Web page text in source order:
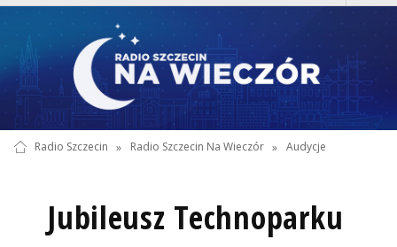
Radio Szczecin » Radio Szczecin Na Wieczór » Audycje
Jubileusz Technoparku